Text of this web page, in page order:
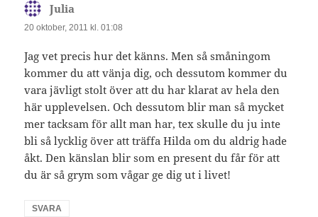
Julia
20 oktober, 2011 kl. 01:08
Jag vet precis hur det känns. Men så småningom
kommer du att vänja dig, och dessutom kommer du
vara jävligt stolt över att du har klarat av hela den
här upplevelsen. Och dessutom blir man så mycket
mer tacksam för allt man har, tex skulle du ju inte
bli så lycklig över att träffa Hilda om du aldrig hade
åkt. Den känslan blir som en present du får för att
du är så grym som vågar ge dig ut i livet!
SVARA